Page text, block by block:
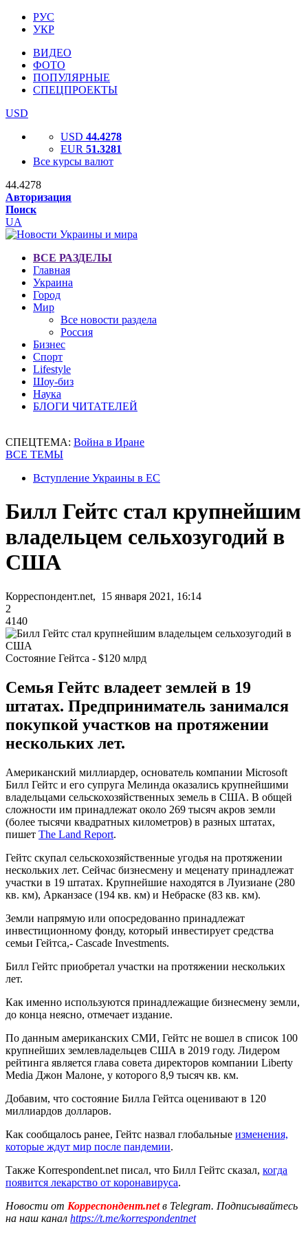
РУС
УКР
ВИДЕО
ФОТО
ПОПУЛЯРНЫЕ
СПЕЦПРОЕКТЫ
USD
USD 44.4278
EUR 51.3281
Все курсы валют
44.4278
Авторизация
Поиск
UA
ВСЕ РАЗДЕЛЫ
Главная
Украина
Город
Мир
Все новости раздела
Россия
Бизнес
Спорт
Lifestyle
Шоу-биз
Наука
БЛОГИ ЧИТАТЕЛЕЙ
СПЕЦТЕМА: Война в Иране
ВСЕ ТЕМЫ
Вступление Украины в ЕС
Билл Гейтс стал крупнейшим
владельцем сельхозугодий в
США
Корреспондент.net, 15 января 2021, 16:14
2
4140
Состояние Гейтса - $120 млрд
Семья Гейтс владеет землей в 19
штатах. Предприниматель занимался
покупкой участков на протяжении
нескольких лет.
Американский миллиардер, основатель компании Microsoft
Билл Гейтс и его супруга Мелинда оказались крупнейшими
владельцами сельскохозяйственных земель в США. В общей
сложности им принадлежат около 269 тысяч акров земли
(более тысячи квадратных километров) в разных штатах,
пишет The Land Report.
Гейтс скупал сельскохозяйственные угодья на протяжении
нескольких лет. Сейчас бизнесмену и меценату принадлежат
участки в 19 штатах. Крупнейшие находятся в Луизиане (280
кв. км), Арканзасе (194 кв. км) и Небраске (83 кв. км).
Земли напрямую или опосредованно принадлежат
инвестиционному фонду, который инвестирует средства
семьи Гейтса,- Cascade Investments.
Билл Гейтс приобретал участки на протяжении нескольких
лет.
Как именно используются принадлежащие бизнесмену земли,
до конца неясно, отмечает издание.
По данным американских СМИ, Гейтс не вошел в список 100
крупнейших землевладельцев США в 2019 году. Лидером
рейтинга является глава совета директоров компании Liberty
Media Джон Малоне, у которого 8,9 тысяч кв. км.
Добавим, что состояние Билла Гейтса оценивают в 120
миллиардов долларов.
Как сообщалось ранее, Гейтс назвал глобальные изменения,
которые ждут мир после пандемии.
Также Korrespondent.net писал, что Билл Гейтс сказал, когда
появится лекарство от коронавируса.
Новости от Корреспондент.netв Telegram. Подписывайтесь
на наш канал https://t.me/korrespondentnet